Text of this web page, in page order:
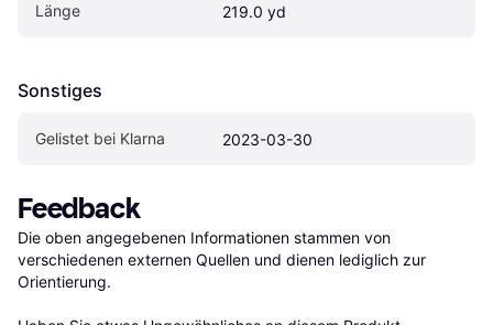
Länge 219.0 yd
Sonstiges
Gelistet bei Klarna 2023-03-30
Feedback
Die oben angegebenen Informationen stammen von
verschiedenen externen Quellen und dienen lediglich zur
Orientierung.